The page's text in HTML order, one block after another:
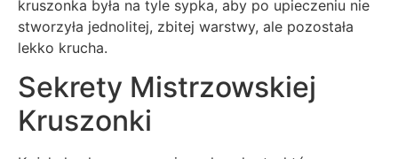
kruszonka była na tyle sypka, aby po upieczeniu nie
stworzyła jednolitej, zbitej warstwy, ale pozostała
lekko krucha.
Sekrety Mistrzowskiej
Kruszonki